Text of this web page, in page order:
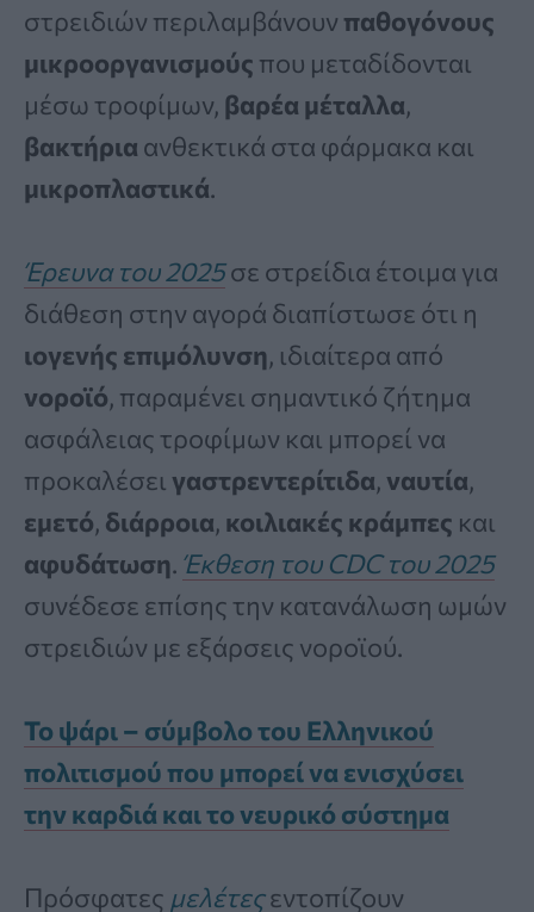
στρειδιών περιλαμβάνουν παθογόνους
μικροοργανισμούς που μεταδίδονται
μέσω τροφίμων, βαρέα μέταλλα,
βακτήρια ανθεκτικά στα φάρμακα και
μικροπλαστικά.
Έρευνα του 2025σε στρείδια έτοιμα για
διάθεση στην αγορά διαπίστωσε ότι η
ιογενής επιμόλυνση, ιδιαίτερα από
νοροϊό, παραμένει σημαντικό ζήτημα
ασφάλειας τροφίμων και μπορεί να
προκαλέσει γαστρεντερίτιδα,ναυτία,
εμετό, διάρροια, κοιλιακές κράμπες και
αφυδάτωση. Έκθεση του CDC του 2025
συνέδεσε επίσης την κατανάλωση ωμών
στρειδιών με εξάρσεις νοροϊού.
Το ψάρι – σύμβολο του Ελληνικού
πολιτισμού που μπορεί να ενισχύσει
την καρδιά και το νευρικό σύστημα
Πρόσφατες μελέτεςεντοπίζουν